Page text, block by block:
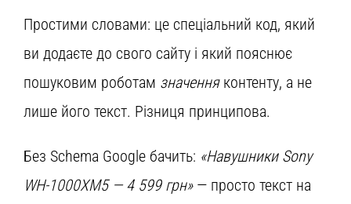
Простими словами: це спеціальний код, який
ви додаєте до свого сайту і який пояснює
пошуковим роботам значенняконтенту, а не
лише його текст. Різниця принципова.
Без Schema Google бачить: «Навушники Sony
WH-1000XM5 — 4 599 грн»— просто текст на